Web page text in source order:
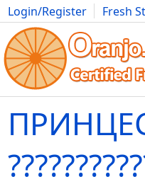
Login/Register Fresh
Movies Anime Music